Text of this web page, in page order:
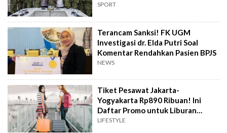
SPORT
Terancam Sanksi! FK UGM
Investigasi dr. Elda Putri Soal
Komentar Rendahkan Pasien BPJS
NEWS
Tiket Pesawat Jakarta-
Yogyakarta Rp890 Ribuan! Ini
Daftar Promo untuk Liburan
Hemat
LIFESTYLE